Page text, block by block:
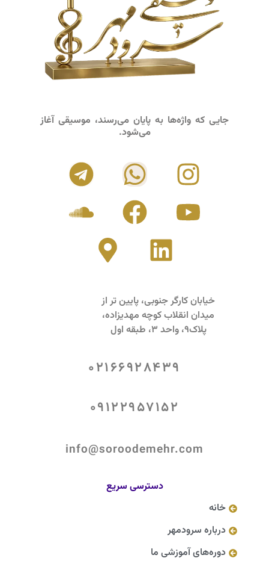
جایی که واژه‌ها به پایان می‌رسند، موسیقی آغاز
می‌شود.
خیابان کارگر جنوبی، پایین تر از
میدان انقلاب کوچه مهدیزاده،
پلاک9، واحد 3، طبقه اول
02166928439
09122957152
info@soroodemehr.com
دسترسی سریع
خانه
درباره سرودمهر
دوره‌های آموزشی ما